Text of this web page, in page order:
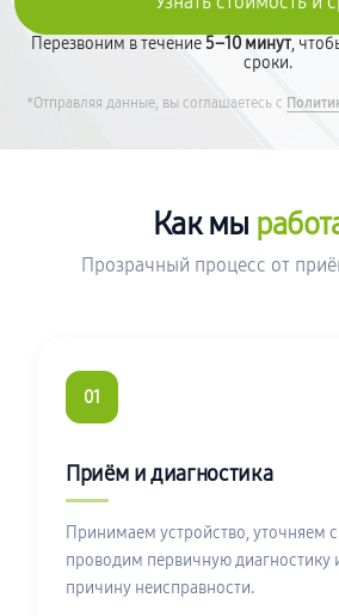
Перезвоним в течение5–10 минут,
сроки.
*Отправляя данные, вы соглашаетесь с
Как мы
Прозрачный процесс от
01
Приём и диагностика
Принимаем устройство, уточняем
проводим первичную диагностику
причину неисправности.